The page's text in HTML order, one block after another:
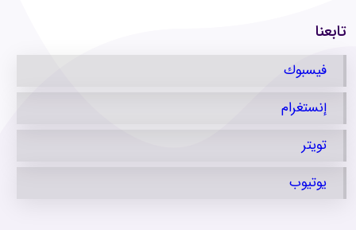
تابعنا
فيسبوك
إنستغرام
تویتر
يوتيوب